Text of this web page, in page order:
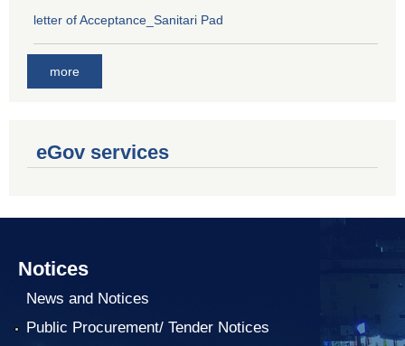
letter of Acceptance_Sanitari Pad
more
eGov services
Notices
News and Notices
Public Procurement/ Tender Notices